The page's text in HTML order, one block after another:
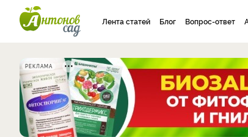
Лента статей Блог Вопрос-ответ
РЕКЛАМА